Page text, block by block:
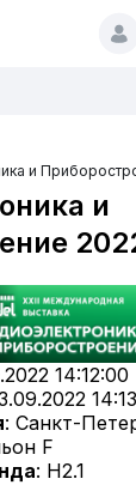
и
и
14:12:00
: Санкт-
F
: Н2.1